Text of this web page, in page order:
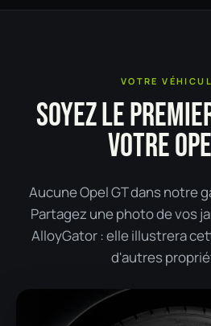
VOTRE
SOYEZ LE
VOTRE
Aucune Opel GT dans notre
Partagez une photo de vos
AlloyGator : elle illustrera
d'autres